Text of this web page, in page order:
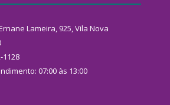
Lameira, 925, Vila Nova
1128
07:00 às 13:00